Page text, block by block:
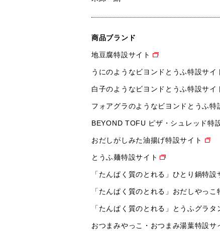
商品ブランド
地豆腐特設サイト
うにのようなビヨンドとうふ特設サイ
白子のようなビヨンドとうふ特設サイ
フォアグラのようなビヨンドとうふ特
BEYOND TOFU ピザ・シュレッド特
おだしがしみた油揚げ特設サイト
とうふ麺特設サイト
「たんぱく質のとれる」ひとり鍋特設
「たんぱく質のとれる」おだしやっこ
「たんぱく質のとれる」とうふグラタ
おつまみやっこ・おつまみ湯葉特設サ